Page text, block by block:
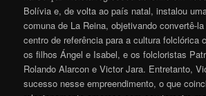
Bolívia e, de volta ao país natal, instalou
comuna de La Reina, objetivando convertê-
centro de referência para a cultura folclórica
os filhos Ángel e Isabel, e os folcloristas
Rolando Alarcon e Victor Jara. Entretanto,
sucesso nesse empreendimento, o que